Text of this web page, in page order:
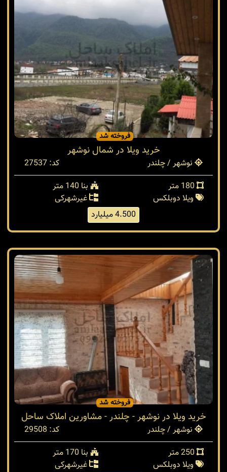
فروخته شد
خرید ویلا در شمال نوشهر
نوشهر / چلندر
کد: 27537
بنا 140 متر
ویلا دوبلکس
غیرشهرکی
4.500 میلیارد
فروخته شد
خرید ویلا در نوشهر - چلندر - مشاورین املاک ساحل
نوشهر / چلندر
کد: 29508
بنا 170 متر
ویلا دوبلکس
غیرشهرکی